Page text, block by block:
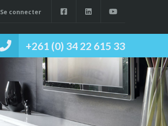
Se connecter
+261 (0) 34 22 615 33